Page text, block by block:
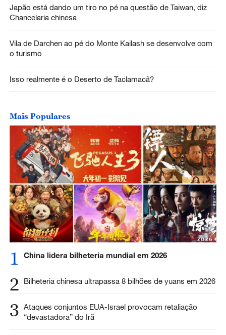
Japão está dando um tiro no pé na questão de Taiwan, diz
Chancelaria chinesa
Vila de Darchen ao pé do Monte Kailash se desenvolve com
o turismo
Isso realmente é o Deserto de Taclamacã?
Mais Populares
1 China lidera bilheteria mundial em 2026
2 Bilheteria chinesa ultrapassa 8 bilhões de yuans em 2026
3 Ataques conjuntos EUA-Israel provocam retaliação
“devastadora” do Irã